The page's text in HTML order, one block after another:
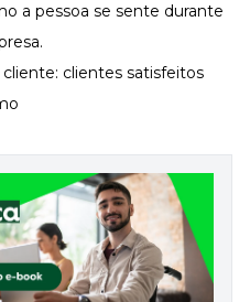
a pessoa se sente durante
clientes satisfeitos